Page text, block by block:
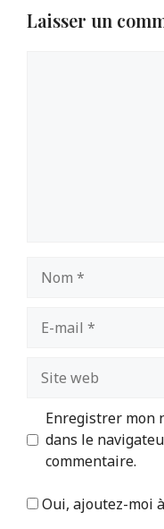
Laisser un
mail
web
Enregistrer mon
dans le
commentaire.
Oui, ajoutez-moi